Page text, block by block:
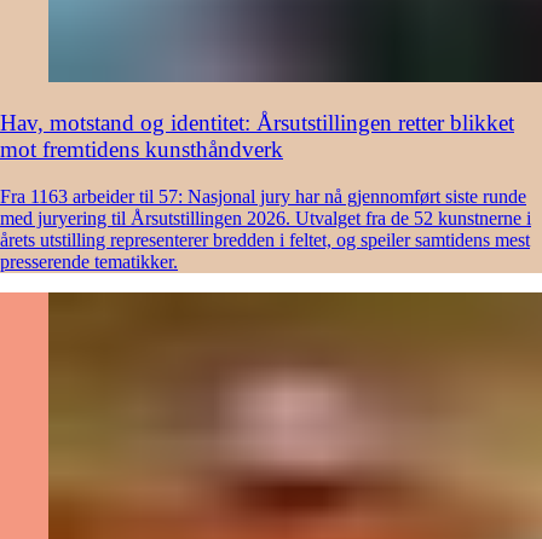
Hav, motstand og identitet: Årsutstillingen retter blikket
mot fremtidens kunsthåndverk
Fra 1163 arbeider til 57: Nasjonal jury har nå gjennomført siste runde
med juryering til Årsutstillingen 2026. Utvalget fra de 52 kunstnerne i
årets utstilling representerer bredden i feltet, og speiler samtidens mest
presserende tematikker.